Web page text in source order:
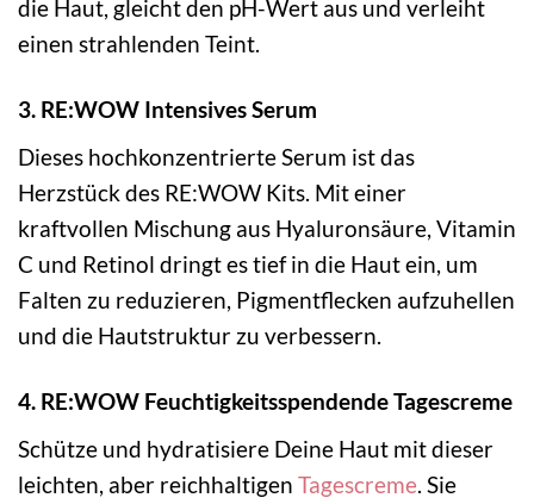
die Haut, gleicht den pH-Wert aus und verleiht
einen strahlenden Teint.
3. RE:WOW Intensives Serum
Dieses hochkonzentrierte Serum ist das
Herzstück des RE:WOW Kits. Mit einer
kraftvollen Mischung aus Hyaluronsäure, Vitamin
C und Retinol dringt es tief in die Haut ein, um
Falten zu reduzieren, Pigmentflecken aufzuhellen
und die Hautstruktur zu verbessern.
4. RE:WOW Feuchtigkeitsspendende Tagescreme
Schütze und hydratisiere Deine Haut mit dieser
leichten, aber reichhaltigen Tagescreme . Sie